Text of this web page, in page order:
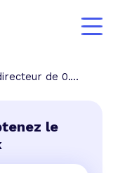
de 0.75%
le